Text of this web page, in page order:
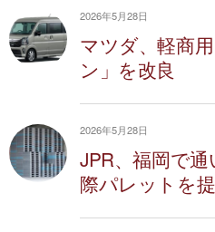
2026年5月28日
マツダ、軽商
ン」を改良
2026年5月28日
JPR、福岡で
際パレットを